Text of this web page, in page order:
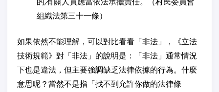
組織法第三十一條）
如果依然不能理解，可以對比看看「非法」，《立法
技術規範》對「非法」的說明是：「非法」通常情況
下也是違法，但主要強調缺乏法律依據的行為。什麼
意思呢？當然不是指「找不到允許你做的法律條